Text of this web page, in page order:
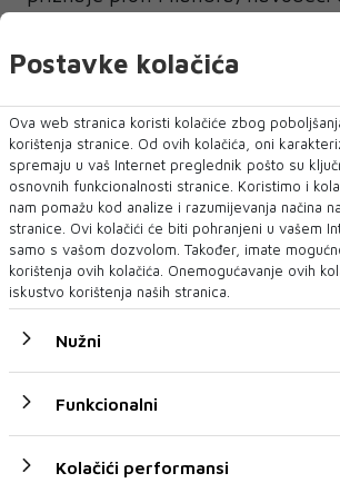
tank ljudi koji svakih 15 dana
Prema njegovim riječima,
entitetu Republika Srpska još
ličnost koja bi mogla ozbiljno
dominaciju.
-Nema tog personaliteta koji ga
zamijeniti, smatra Filandra.
S druge strane vidljivo je da
potuče Stanivukovića i Blanušu,
kruna Dodikovog nasljednika.
Postavke kolačića
Ova web stranica koristi kolačiće zbog
korištenja stranice. Od ovih kolačića, oni
spremaju u vaš Internet preglednik pošto su
osnovnih funkcionalnosti stranice. Koristimo i
nam pomažu kod analize i razumijevanja načina
stranice. Ovi kolačići će biti pohranjeni u vašem
samo s vašom dozvolom. Također, imate
korištenja ovih kolačića. Onemogućavanje ovih
iskustvo korištenja naših stranica.
Nužni
Funkcionalni
Kolačići performansi